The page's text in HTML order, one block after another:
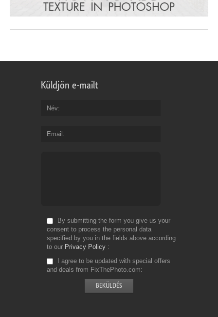
Küldjön e-mailt
Név
Email
By submitting the form you give us your
consent to process the personal data
specified by you in the fields above according
to our Privacy Policy
I agree to be updated with special offers
and deals from FixThePhoto.com